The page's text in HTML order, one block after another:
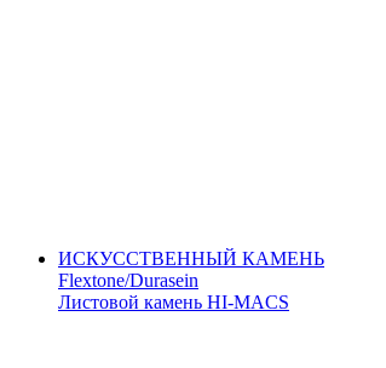
ИСКУССТВЕННЫЙ КАМЕНЬ
Flextone/Durasein
Листовой камень HI-MACS